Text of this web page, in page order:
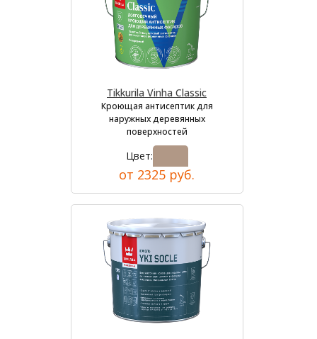
Tikkurila Vinha Classic
Кроющая антисептик для
наружных деревянных
поверхностей
Цвет:
от 2325 руб.